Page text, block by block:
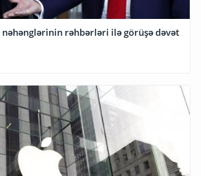
rəhbərləri ilə görüşə dəvət